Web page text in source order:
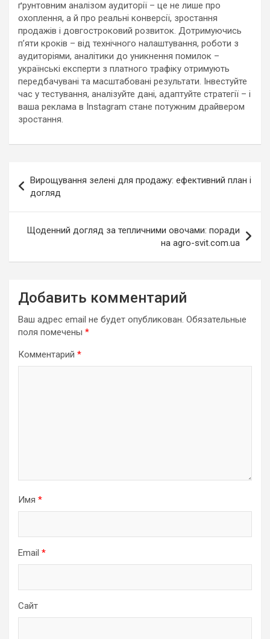
ґрунтовним аналізом аудиторії – це не лише про
охоплення, а й про реальні конверсії, зростання
продажів і довгостроковий розвиток. Дотримуючись
п’яти кроків – від технічного налаштування, роботи з
аудиторіями, аналітики до уникнення помилок –
українські експерти з платного трафіку отримують
передбачувані та масштабовані результати. Інвестуйте
час у тестування, аналізуйте дані, адаптуйте стратегії – і
ваша реклама в Instagram стане потужним драйвером
зростання.
по
записям
Вирощування зелені для продажу: ефективний план і
догляд
Щоденний догляд за тепличними овочами: поради
на agro-svit.com.ua
Добавить комментарий
Ваш адрес email не будет опубликован. Обязательные
поля помечены *
Комментарий *
Имя *
Email *
Сайт